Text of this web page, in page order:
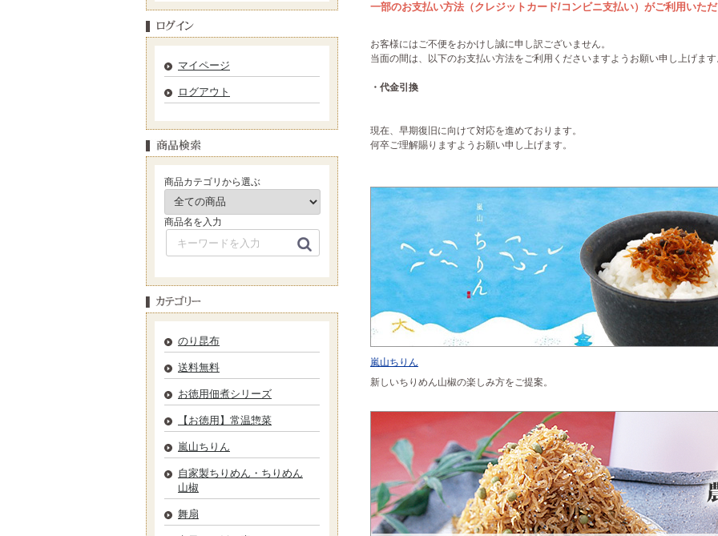
マイページ
ログアウト
商品カテゴリから選ぶ
商品名を入力
のり昆布
送料無料
お徳用佃煮シリーズ
【お徳用】常温惣菜
嵐山ちりん
自家製ちりめん・ちりめん
山椒
舞扇
一部のお支払い方法（クレジットカード/コンビニ支払い）がご利用いた
お客様にはご不便をおかけし誠に申し訳ございません。
当面の間は、以下のお支払い方法をご利用くださいますようお願い申し上げま
・代金引換
現在、早期復旧に向けて対応を進めております。
何卒ご理解賜りますようお願い申し上げます。
嵐山ちりん
新しいちりめん山椒の楽しみ方をご提案。